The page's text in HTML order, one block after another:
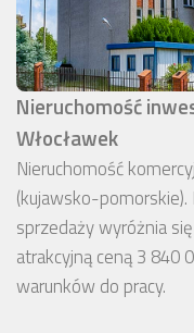
Nieruchomość
Włocławek
Nieruchomość
(kujawsko-
sprzedaży wyróżnia
atrakcyjną ceną 3 840
warunków do pracy.